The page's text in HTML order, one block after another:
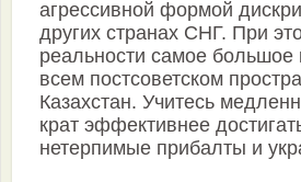
агрессивной формой
других странах СНГ. При
реальности самое большое
всем постсоветском
Казахстан. Учитесь
крат эффективнее
нетерпимые прибалты и